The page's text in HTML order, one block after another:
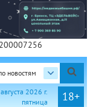
новостям
18+
2026 г.
пятница